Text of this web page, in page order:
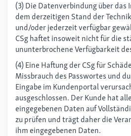
(3) Die Datenverbindung über das
dem derzeitigen Stand der
und/oder jederzeit verfügbar
CSg haftet insoweit nicht für die
ununterbrochene Verfügbarkeit
(4) Eine Haftung der CSg für
Missbrauch des Passwortes und
Eingabe im Kundenportal
ausgeschlossen. Der Kunde hat
eingegebenen Daten auf
zu prüfen und trägt daher die
ihm eingegebenen Daten.